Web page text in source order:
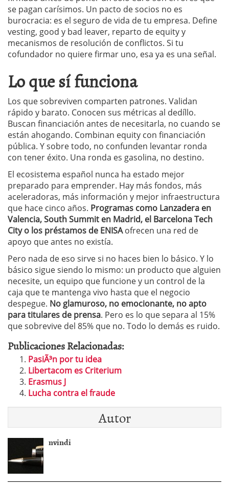
se pagan carísimos. Un pacto de socios no es
burocracia: es el seguro de vida de tu empresa. Define
vesting, good y bad leaver, reparto de equity y
mecanismos de resolución de conflictos. Si tu
cofundador no quiere firmar uno, esa ya es una señal.
Lo que sí funciona
Los que sobreviven comparten patrones. Validan
rápido y barato. Conocen sus métricas al dedíllo.
Buscan financiación antes de necesitarla, no cuando se
están ahogando. Combinan equity con financiación
pública. Y sobre todo, no confunden levantar ronda
con tener éxito. Una ronda es gasolina, no destino.
El ecosistema español nunca ha estado mejor
preparado para emprender. Hay más fondos, más
aceleradoras, más información y mejor infraestructura
que hace cinco años. Programas como Lanzadera en
Valencia, South Summit en Madrid, el Barcelona Tech
City o los préstamos de ENISAofrecen una red de
apoyo que antes no existía.
Pero nada de eso sirve si no haces bien lo básico. Y lo
básico sigue siendo lo mismo: un producto que alguien
necesite, un equipo que funcione y un control de la
caja que te mantenga vivo hasta que el negocio
despegue. No glamuroso, no emocionante, no apto
para titulares de prensa. Pero es lo que separa al 15%
que sobrevive del 85% que no. Todo lo demás es ruido.
Publicaciones Relacionadas:
PasiÃ³n por tu idea
Libertacom es Criterium
Erasmus J
Lucha contra el fraude
Autor
nvindi